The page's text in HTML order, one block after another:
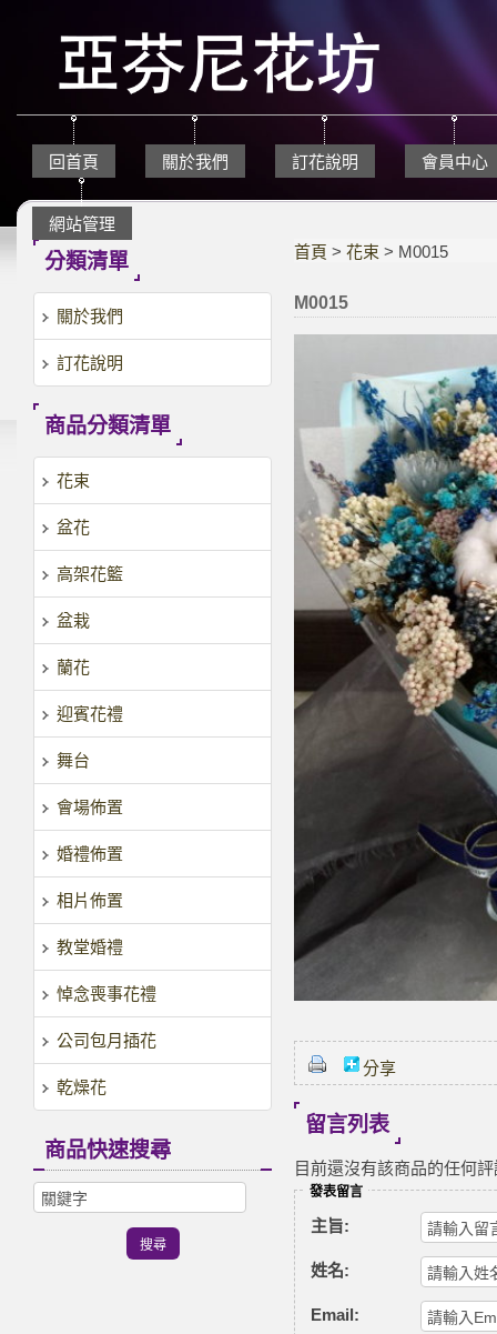
回首頁 關於我們 訂花說明 會員中心
網站管理
分類清單
關於我們
訂花說明
商品分類清單
花束
盆花
高架花籃
盆栽
蘭花
迎賓花禮
舞台
會場佈置
婚禮佈置
相片佈置
教堂婚禮
悼念喪事花禮
公司包月插花
乾燥花
商品快速搜尋
首頁 >花束 > M0015
M0015
分享
留言列表
目前還沒有該商品的任何
發表留言
主旨:
姓名:
Email: